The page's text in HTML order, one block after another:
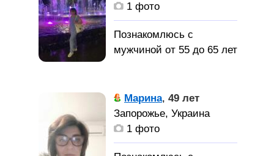
1 фото
Познакомлюсь с
мужчиной от 55 до 65 лет
Марина, 49 лет
Запорожье, Украина
1 фото